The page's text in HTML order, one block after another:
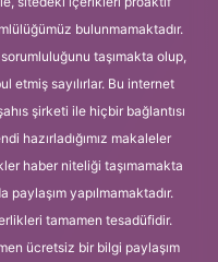
bulunmamaktadır.
taşımakta olup,
etmiş sayılırlar. Bu internet
şirketi ile hiçbir bağlantısı
hazırladığımız makaleler
haber niteliği taşımamakta
yapılmamaktadır.
tamamen tesadüfidir.
ücretsiz bir bilgi paylaşım